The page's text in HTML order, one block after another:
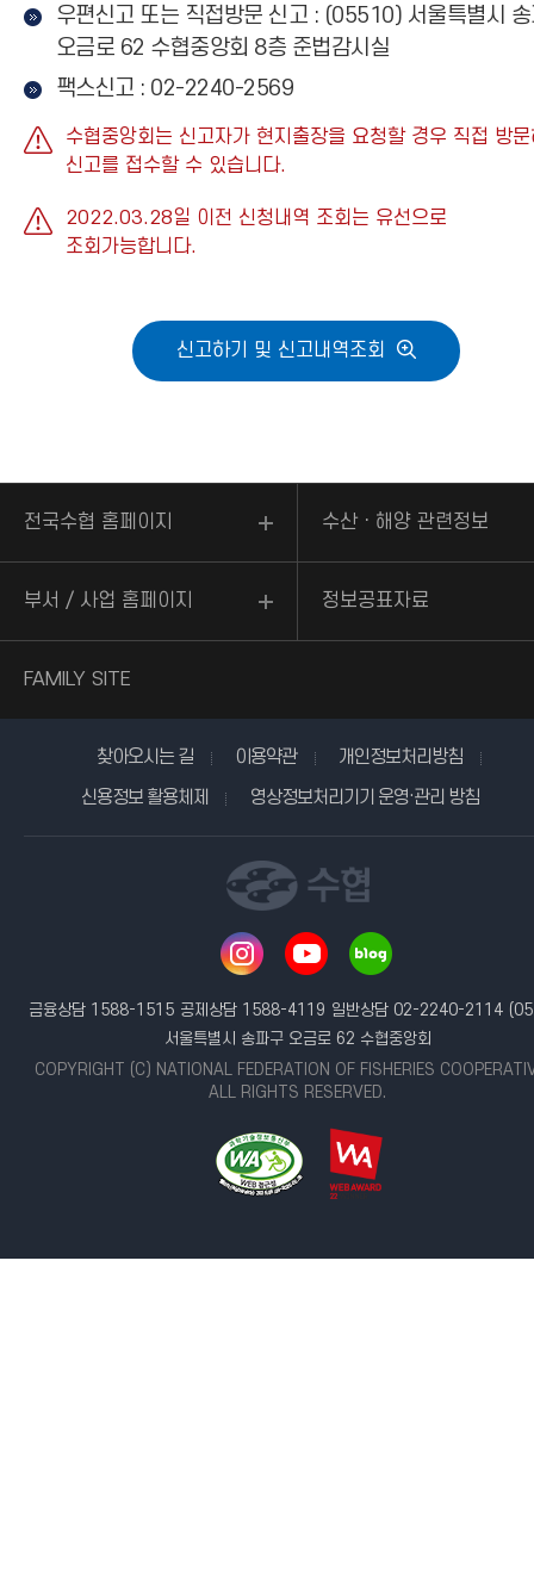
우편신고 또는 직접방문 신고 : (05510) 서울특별시
오금로 62 수협중앙회 8층 준법감시실
팩스신고 : 02-2240-2569
수협중앙회는 신고자가 현지출장을 요청할 경우 직접 방
신고를 접수할 수 있습니다.
2022.03.28일 이전 신청내역 조회는 유선으로
조회가능합니다.
신고하기 및 신고내역조회
전국수협 홈페이지 수산ㆍ해양 관련정보
부서 / 사업 홈페이지 정보공표자료
FAMILY SITE
찾아오시는 길 이용약관
개인정보처리방침
신용정보 활용체제
영상정보처리기기 운영·관리 방침
금융상담 1588-1515 공제상담 1588-4119 일반상담 02-2240-2114
서울특별시 송파구 오금로 62 수협중앙회
COPYRIGHT (C) NATIONAL FEDERATION OF FISHERIES
ALL RIGHTS RESERVED.